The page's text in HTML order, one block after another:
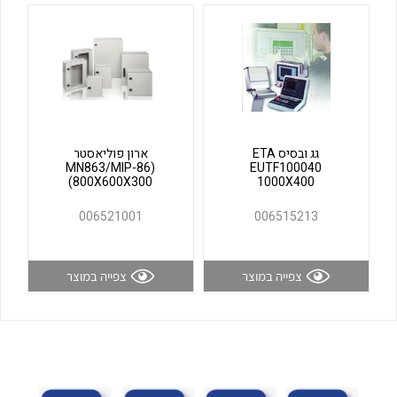
לכל מוצרי היצרן לכל מוצרי היצרן
גג ובסיס ETA
EUTF100040
1000X400
006515213
צפייה במוצר
ארון פוליאסטר
(MN863/MIP-86
(800X600X300
006521001
צפייה במוצר